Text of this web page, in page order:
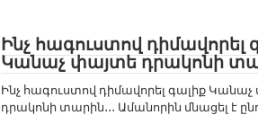
Ինչ հագուստով դիմավորել
Կանաչ փայտե դրակոնի
Ինչ հագուստով դիմավորել գալիք
դրակոնի տարին․․․ Ամանորին մնացել է